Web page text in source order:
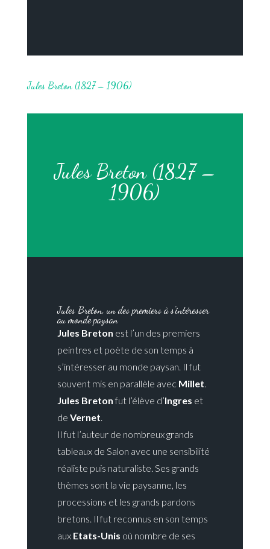
Jules Breton (1827 – 1906)
Jules Breton (1827 –
1906)
Jules Breton, un des premiers à s’intéresser
au monde paysan
Jules Breton est l’un des premiers
peintres et poète de son temps à
s’intéresser au monde paysan. Il fut
souvent mis en parallèle avec Millet.
Jules Bretonfut l’élève d’Ingres et
de Vernet.
Il fut l’auteur de nombreux grands
tableaux de Salon avec une sensibilité
réaliste puis naturaliste. Ses grands
thèmes sont la vie paysanne, les
processions et les grands pardons
bretons. Il fut reconnus en son temps
aux Etats-Unis où nombre de ses